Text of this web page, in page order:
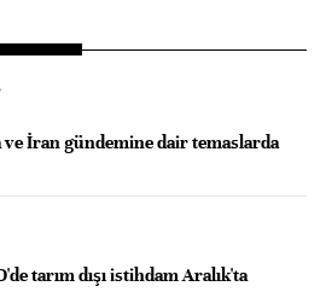
İran gündemine dair temaslarda
tarım dışı istihdam Aralık'ta